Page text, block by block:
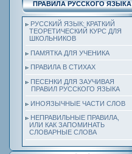
ПРАВИЛА РУССКОГО ЯЗЫКА
РУССКИЙ ЯЗЫК: КРАТКИЙ
ТЕОРЕТИЧЕСКИЙ КУРС ДЛЯ
ШКОЛЬНИКОВ
ПАМЯТКА ДЛЯ УЧЕНИКА
ПРАВИЛА В СТИХАХ
ПЕСЕНКИ ДЛЯ ЗАУЧИВАЯ
ПРАВИЛ РУССКОГО ЯЗЫКА
ИНОЯЗЫЧНЫЕ ЧАСТИ СЛОВ
НЕПРАВИЛЬНЫЕ ПРАВИЛА,
ИЛИ КАК ЗАПОМИНАТЬ
СЛОВАРНЫЕ СЛОВА